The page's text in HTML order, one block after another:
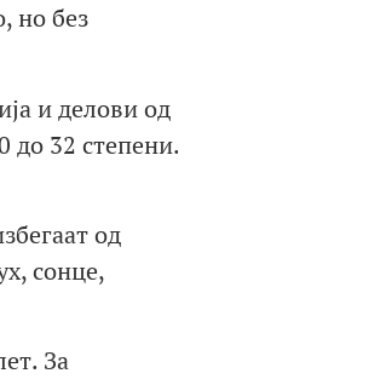
но без
и делови од
до 32 степени.
од
сонце,
За